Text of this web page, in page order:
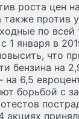
роста цен
также против
по всей
января в
что
бензина на
6,5
борьбой с
акциях